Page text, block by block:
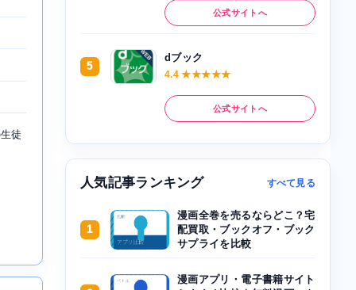
徒
公式サイトへ
5
dブック
4.4 ★★★★★
公式サイトへ
人気記事ランキング すべて見る
1
漫画全巻を売るならどこ？宅
配買取・ブックオフ・ブック
サプライを比較
漫画アプリ・電子書籍サイト